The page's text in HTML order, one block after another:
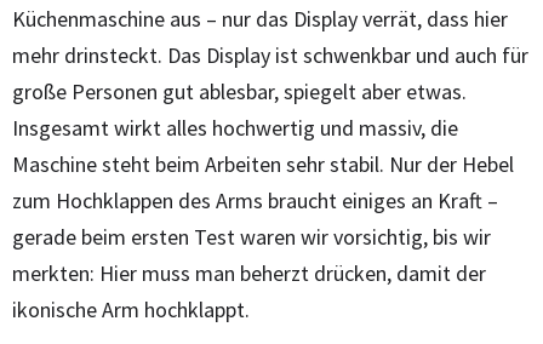
Küchenmaschine aus – nur das Display verrät, dass hier
mehr drinsteckt. Das Display ist schwenkbar und auch für
große Personen gut ablesbar, spiegelt aber etwas.
Insgesamt wirkt alles hochwertig und massiv, die
Maschine steht beim Arbeiten sehr stabil. Nur der Hebel
zum Hochklappen des Arms braucht einiges an Kraft –
gerade beim ersten Test waren wir vorsichtig, bis wir
merkten: Hier muss man beherzt drücken, damit der
ikonische Arm hochklappt.